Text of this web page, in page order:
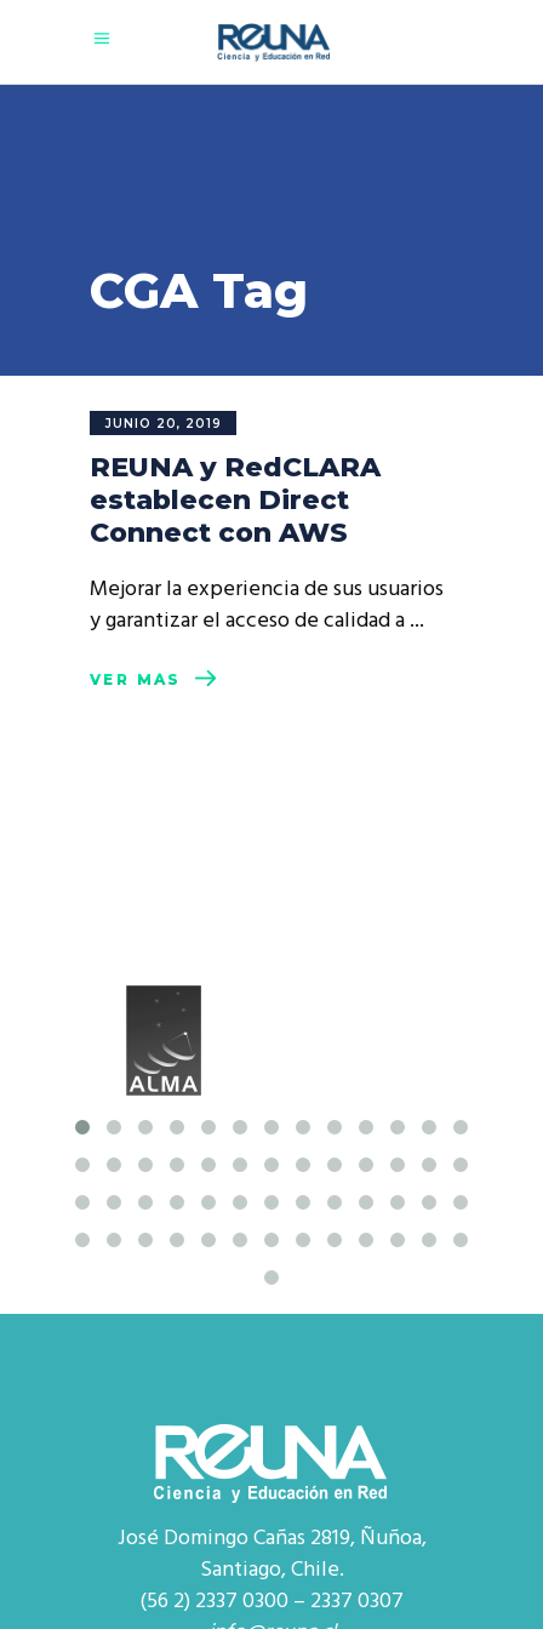
CGA Tag
JUNIO 20, 2019
REUNA y RedCLARA
establecen Direct
Connect con AWS
Mejorar la experiencia de sus usuarios
y garantizar el acceso de calidad a
VER MÁS
José Domingo Cañas 2819, Ñuñoa,
Santiago, Chile.
(56 2) 2337 0300 – 2337 0307